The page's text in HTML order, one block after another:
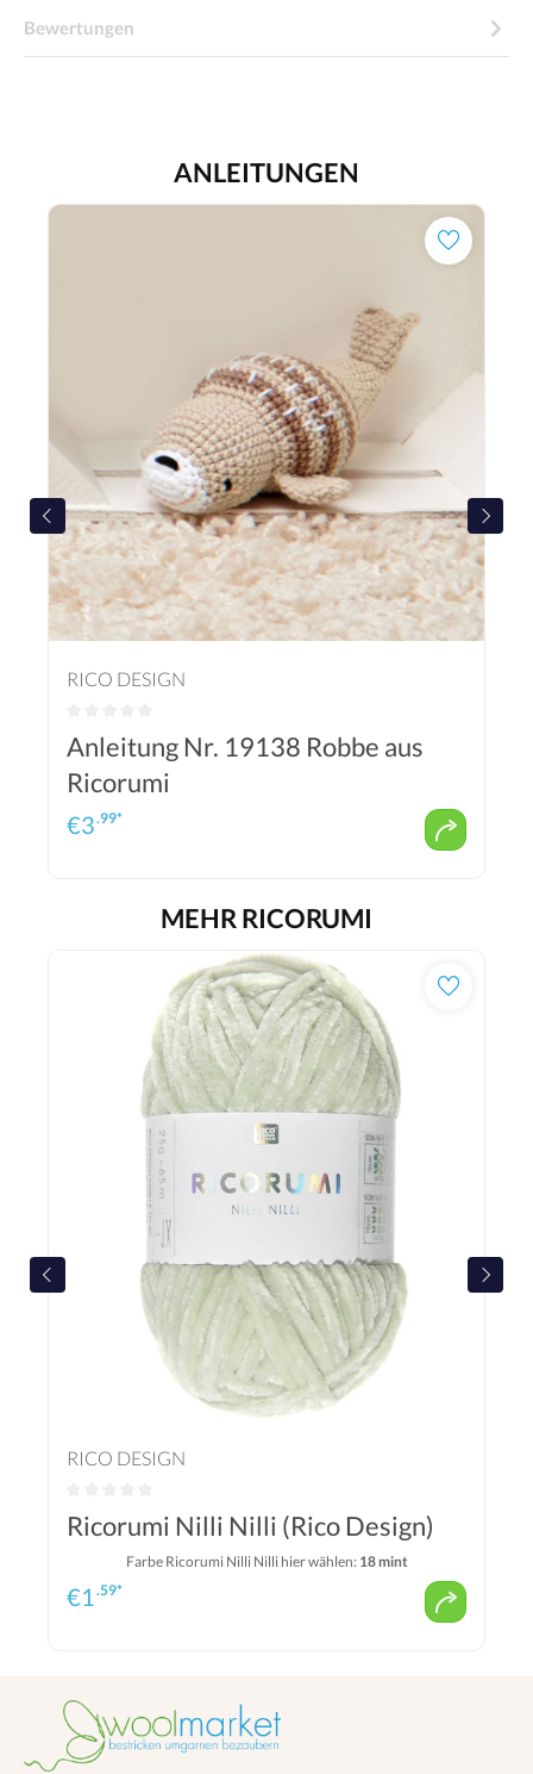
Bewertungen
ANLEITUNGEN
RICO DESIGN
Anleitung Nr. 19138 Robbe aus
Ricorumi
€3.99*
MEHR RICORUMI
RICO DESIGN
Ricorumi Nilli Nilli (Rico Design)
Farbe Ricorumi Nilli Nilli hier wählen: 18 mint
€1.59*